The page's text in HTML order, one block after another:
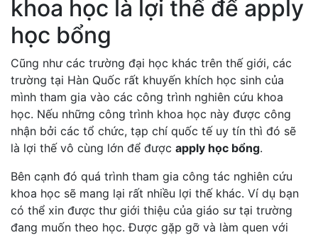
khoa học là lợi thế để apply
học bổng
Cũng như các trường đại học khác trên thế giới, các
trường tại Hàn Quốc rất khuyến khích học sinh của
mình tham gia vào các công trình nghiên cứu khoa
học. Nếu những công trình khoa học này được công
nhận bởi các tổ chức, tạp chí quốc tế uy tín thì đó sẽ
là lợi thế vô cùng lớn để được apply học bổng.
Bên cạnh đó quá trình tham gia công tác nghiên cứu
khoa học sẽ mang lại rất nhiều lợi thế khác. Ví dụ bạn
có thể xin được thư giới thiệu của giáo sư tại trường
đang muốn theo học. Được gặp gỡ và làm quen với